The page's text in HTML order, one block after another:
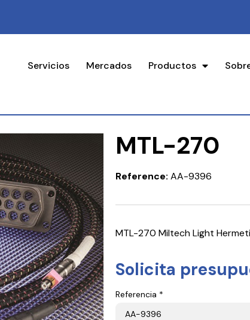
Servicios Mercados Productos
MTL-270
Reference: AA-9396
MTL-270 Miltech Light
Solicita
Referencia *